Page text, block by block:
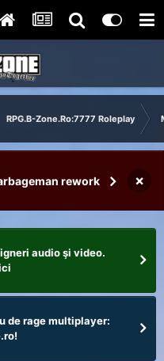
RPG.B-Zone.Ro:7777 Roleplay
rework ×
audio şi video.
de rage multiplayer: